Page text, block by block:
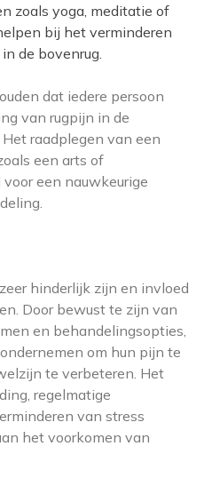
zoals yoga, meditatie of
bij het verminderen
de bovenrug.
dat iedere persoon
van rugpijn in de
raadplegen van een
een arts of
een nauwkeurige
hinderlijk zijn en invloed
Door bewust te zijn van
en behandelingsopties,
om hun pijn te
te verbeteren. Het
regelmatige
van stress
het voorkomen van